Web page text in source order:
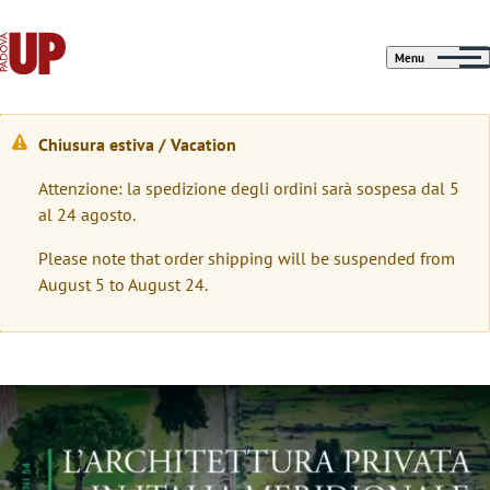
Menu
M
e
s
s
a
g
o
Chiusura estiva / Vacation
Attenzione: la spedizione degli ordini sarà sospesa dal 5
al 24 agosto.
Please note that order shipping will be suspended from
August 5 to August 24.
Immagine